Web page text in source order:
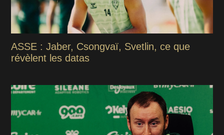
ASSE : Jaber, Csongvaï, Svetlin, ce que
révèlent les datas